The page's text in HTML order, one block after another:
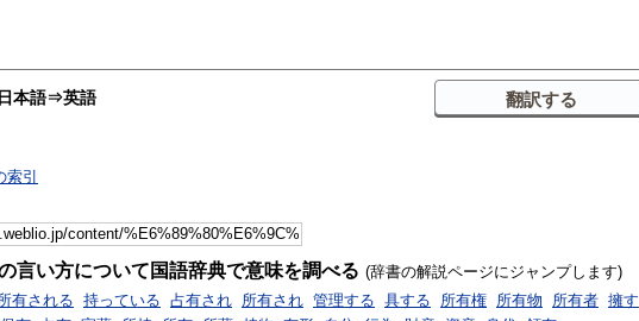
日本語⇒英語
引
言い方について国語辞典で意味を調べる (辞書の解説ページにジャンプします)
有される 持っている 占有され 所有され 管理する 具する 所有権 所有物 所有者 擁す